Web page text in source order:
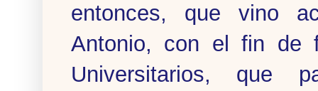
entonces, que vino
Antonio, con el fin de
Universitarios, que